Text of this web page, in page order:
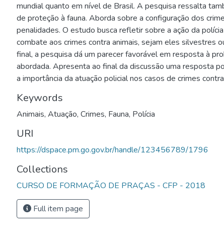
mundial quanto em nível de Brasil. A pesquisa ressalta
de proteção à fauna. Aborda sobre a configuração dos
penalidades. O estudo busca refletir sobre a ação da
combate aos crimes contra animais, sejam eles silvestres
final, a pesquisa dá um parecer favorável em resposta à
abordada. Apresenta ao final da discussão uma resposta
a importância da atuação policial nos casos de crimes
Keywords
Animais, Atuação, Crimes, Fauna, Polícia
URI
https://dspace.pm.go.gov.br/handle/123456789/1796
Collections
CURSO DE FORMAÇÃO DE PRAÇAS - CFP - 2018
Full item page